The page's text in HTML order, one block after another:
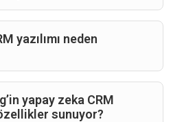
yazılımı neden
yapay zeka CRM
sunuyor?